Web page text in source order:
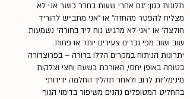
תלונות כגון: ״גם אחרי שעות בחדר כושר אני לא
מצליח להפטר מהחזה״ או ״אני מתבייש להוריד
חולצה״ או ״אני לא מרגיש נוח ליד בחורה״ נשמעות
שוב ושוב מפי גברים צעירים יותר או פחות.
יתרונות הניתוח במקרים הללו ברורה – בפרוצדורה
בטוחה באופן יחסי, האורכת כשעה וחצי וצלקות
מינימליות לרוב ולאחר תהליך החלמה ידידותי
בהחליט המטופלים נהנים משיפור בדימוי הגוף